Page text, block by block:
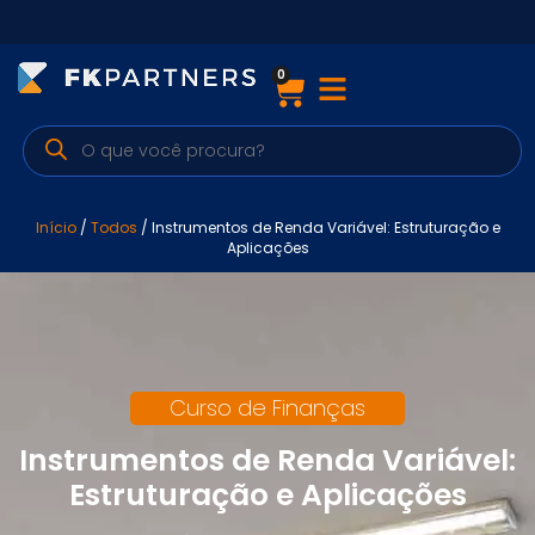
Cursos
Preparatórios Nacionais
Finanças & Edu. Continuada
Navegação
Sobre nós
0
Início/ Todos / Instrumentos de Renda Variável: Estruturação e
Aplicações
Curso de Finanças
Instrumentos de Renda Variável:
Estruturação e Aplicações